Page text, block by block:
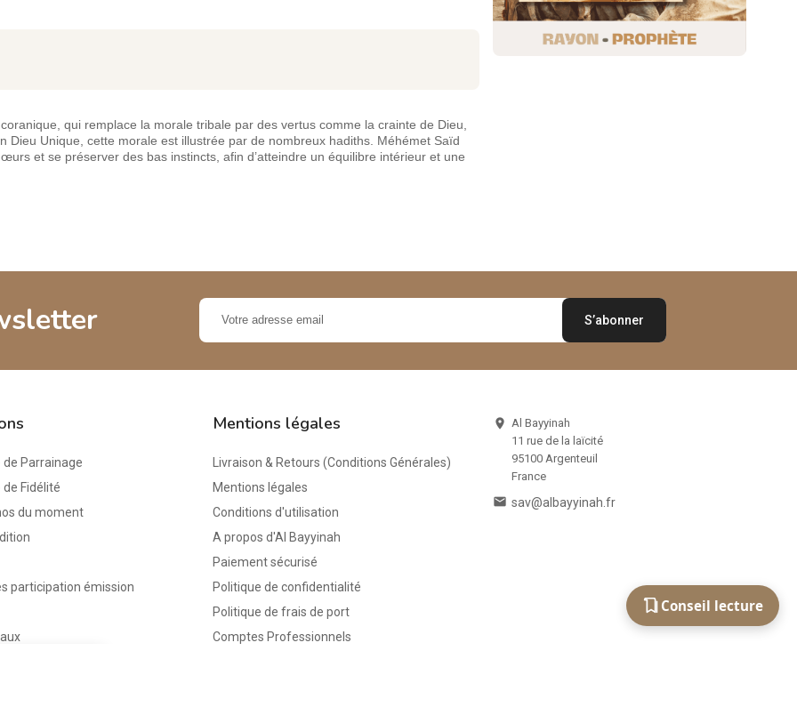
qui remplace la morale tribale par des vertus comme la crainte de Dieu,
Unique, cette morale est illustrée par de nombreux hadiths. Méhémet Saïd
et se préserver des bas instincts, afin d’atteindre un équilibre intérieur et une
Parrainage
Fidélité
du moment
participation émission
Mentions légales
Livraison & Retours (Conditions Générales)
Mentions légales
Conditions d'utilisation
A propos d'Al Bayyinah
Paiement sécurisé
Politique de confidentialité
Politique de frais de port
Comptes Professionnels
 Al Bayyinah
11 rue de la laïcité
95100 Argenteuil
France
 sav@albayyinah.fr
Conseil lecture